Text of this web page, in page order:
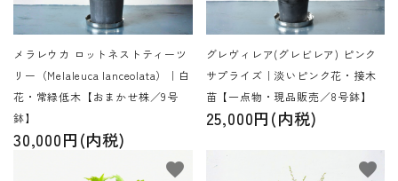
メラレウカ ロットネストティーツ
リー（Melaleuca lanceolata）｜白
花・常緑低木【おまかせ株／9号
鉢】
30,000円(内税)
グレヴィレア(グレビレア) ピンク
サプライズ｜淡いピンク花・接木
苗【一点物・現品販売／8号鉢】
25,000円(内税)
favorite favorite